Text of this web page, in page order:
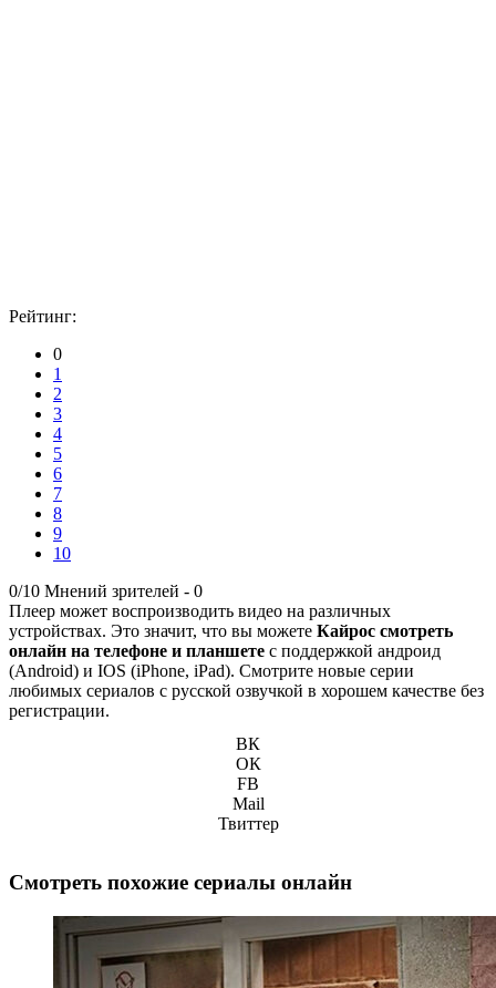
Рейтинг:
0
1
2
3
4
5
6
7
8
9
10
0/10 Мнений зрителей - 0
Плеер может воспроизводить видео на различных
устройствах. Это значит, что вы можете Кайрос смотреть
онлайн на телефоне и планшете с поддержкой андроид
(Android) и IOS (iPhone, iPad). Смотрите новые серии
любимых сериалов с русской озвучкой в хорошем качестве без
регистрации.
ВК
ОК
FB
Mail
Твиттер
Смотреть похожие сериалы онлайн